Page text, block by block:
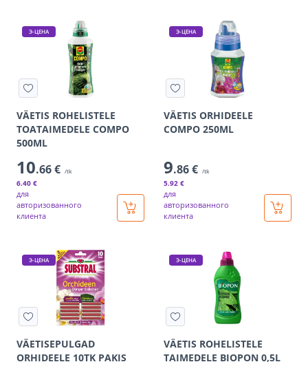
Э-ЦЕНА
VÄETIS ROHELISTELE
TOATAIMEDELE COMPO
500ML
10.66 € /tk
6.40 €
для
авторизованного
клиента
Э-ЦЕНА
VÄETIS ORHIDEELE
COMPO 250ML
9.86 € /tk
5.92 €
для
авторизованного
клиента
Э-ЦЕНА
VÄETISEPULGAD
ORHIDEELE 10TK PAKIS
Э-ЦЕНА
VÄETIS ROHELISTELE
TAIMEDELE BIOPON 0,5L